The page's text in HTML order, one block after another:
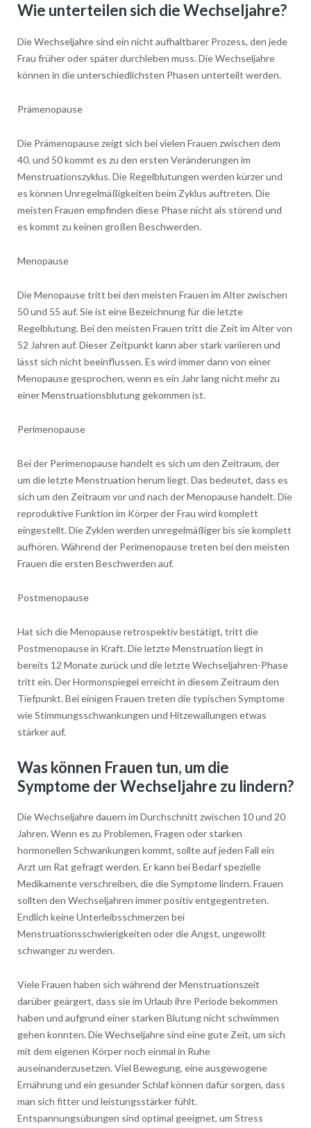
Wie unterteilen sich die Wechseljahre?
Die Wechseljahre sind ein nicht aufhaltbarer Prozess, den jede
Frau früher oder später durchleben muss. Die Wechseljahre
können in die unterschiedlichsten Phasen unterteilt werden.
Prämenopause
Die Prämenopause zeigt sich bei vielen Frauen zwischen dem
40. und 50 kommt es zu den ersten Veränderungen im
Menstruationszyklus. Die Regelblutungen werden kürzer und
es können Unregelmäßigkeiten beim Zyklus auftreten. Die
meisten Frauen empfinden diese Phase nicht als störend und
es kommt zu keinen großen Beschwerden.
Menopause
Die Menopause tritt bei den meisten Frauen im Alter zwischen
50 und 55 auf. Sie ist eine Bezeichnung für die letzte
Regelblutung. Bei den meisten Frauen tritt die Zeit im Alter von
52 Jahren auf. Dieser Zeitpunkt kann aber stark variieren und
lässt sich nicht beeinflussen. Es wird immer dann von einer
Menopause gesprochen, wenn es ein Jahr lang nicht mehr zu
einer Menstruationsblutung gekommen ist.
Perimenopause
Bei der Perimenopause handelt es sich um den Zeitraum, der
um die letzte Menstruation herum liegt. Das bedeutet, dass es
sich um den Zeitraum vor und nach der Menopause handelt. Die
reproduktive Funktion im Körper der Frau wird komplett
eingestellt. Die Zyklen werden unregelmäßiger bis sie komplett
aufhören. Während der Perimenopause treten bei den meisten
Frauen die ersten Beschwerden auf.
Postmenopause
Hat sich die Menopause retrospektiv bestätigt, tritt die
Postmenopause in Kraft. Die letzte Menstruation liegt in
bereits 12 Monate zurück und die letzte Wechseljahren-Phase
tritt ein. Der Hormonspiegel erreicht in diesem Zeitraum den
Tiefpunkt. Bei einigen Frauen treten die typischen Symptome
wie Stimmungsschwankungen und Hitzewallungen etwas
stärker auf.
Was können Frauen tun, um die
Symptome der Wechseljahre zu lindern?
Die Wechseljahre dauern im Durchschnitt zwischen 10 und 20
Jahren. Wenn es zu Problemen, Fragen oder starken
hormonellen Schwankungen kommt, sollte auf jeden Fall ein
Arzt um Rat gefragt werden. Er kann bei Bedarf spezielle
Medikamente verschreiben, die die Symptome lindern. Frauen
sollten den Wechseljahren immer positiv entgegentreten.
Endlich keine Unterleibsschmerzen bei
Menstruationsschwierigkeiten oder die Angst, ungewollt
schwanger zu werden.
Viele Frauen haben sich während der Menstruationszeit
darüber geärgert, dass sie im Urlaub ihre Periode bekommen
haben und aufgrund einer starken Blutung nicht schwimmen
gehen konnten. Die Wechseljahre sind eine gute Zeit, um sich
mit dem eigenen Körper noch einmal in Ruhe
auseinanderzusetzen. Viel Bewegung, eine ausgewogene
Ernährung und ein gesunder Schlaf können dafür sorgen, dass
man sich fitter und leistungsstärker fühlt.
Entspannungsübungen sind optimal geeignet, um Stress